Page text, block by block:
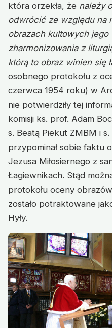
która orzekła, że należy
odwrócić ze względu na
obrazach kultowych jego
zharmonizowania z
którą to obraz winien się
osobnego protokołu z
czerwca 1954 roku) w
nie potwierdziły tej
komisji ks. prof. Adam
s. Beatą Piekut ZMBM i
przypominał sobie faktu
Jezusa Miłosiernego z
Łagiewnikach. Stąd
protokołu oceny
zostało potraktowane
Hyły.